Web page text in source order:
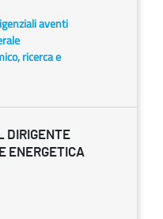
aventi
ricerca e
DIRIGENTE
ENERGETICA